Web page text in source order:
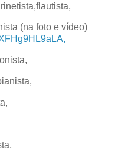
(na foto e vídeo)